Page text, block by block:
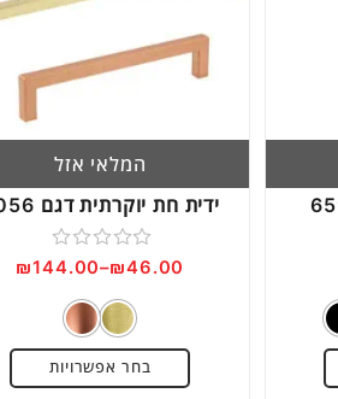
המלאי אזל
ידית חת יוקרתית דגם 0056
דורג
מתוך
5
₪46.00
–
₪144.00
בחר אפשרויות